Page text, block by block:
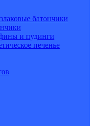
батончики
и пудинги
печенье